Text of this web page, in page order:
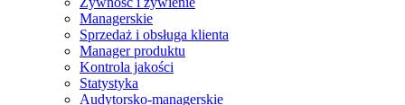
Managerskie
Sprzedaż i obsługa klienta
Manager produktu
Kontrola jakości
Statystyka
Audytorsko-managerskie